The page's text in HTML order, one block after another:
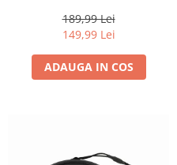
189,99 Lei
149,99 Lei
ADAUGA IN COS